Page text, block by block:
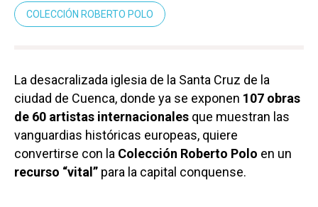
COLECCIÓN ROBERTO POLO
La desacralizada iglesia de la Santa Cruz de la
ciudad de Cuenca, donde ya se exponen 107 obras
de 60 artistas internacionales que muestran las
vanguardias históricas europeas, quiere
convertirse con la Colección Roberto Polo en un
recurso “vital” para la capital conquense.